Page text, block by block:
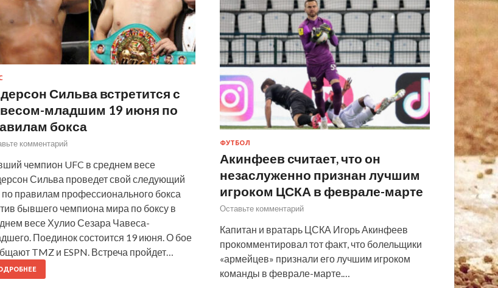
Сильва встретится с
младшим 19 июня по
бокса
комментарий
чемпион UFC в среднем весе
Сильва проведет свой следующий
по правилам профессионального бокса
бывшего чемпиона мира по боксу в
весе Хулио Сезара Чавеса-
Поединок состоится 19 июня. О бое
TMZ и ESPN. Встреча пройдет…
ФУТБОЛ
Акинфеев считает, что он
незаслуженно признан лучшим
игроком ЦСКА в феврале-марте
Оставьте комментарий
Капитан и вратарь ЦСКА Игорь Акинфеев
прокомментировал тот факт, что болельщики
«армейцев» признали его лучшим игроком
команды в феврале-марте.…